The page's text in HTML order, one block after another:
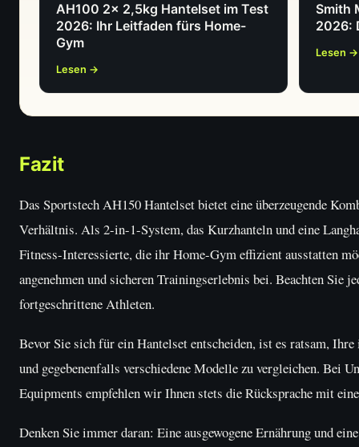
AH100 2x 2,5kg Hantelset im Test
2026: Ihr Leitfaden fürs Home-
Gym
Lesen →
Smith
2026:
Lesen →
Fazit
Das Sportstech AH150 Hantelset bietet eine überzeugende
Verhältnis. Als 2-in-1-System, das Kurzhanteln und eine
Fitness-Interessierte, die ihr Home-Gym effizient ausstatten
angenehmen und sicheren Trainingserlebnis bei. Beachten Sie
fortgeschrittene Athleten.
Bevor Sie sich für ein Hantelset entscheiden, ist es ratsam,
und gegebenenfalls verschiedene Modelle zu vergleichen. Bei
Equipments empfehlen wir Ihnen stets die Rücksprache mit
Denken Sie immer daran: Eine ausgewogene Ernährung und